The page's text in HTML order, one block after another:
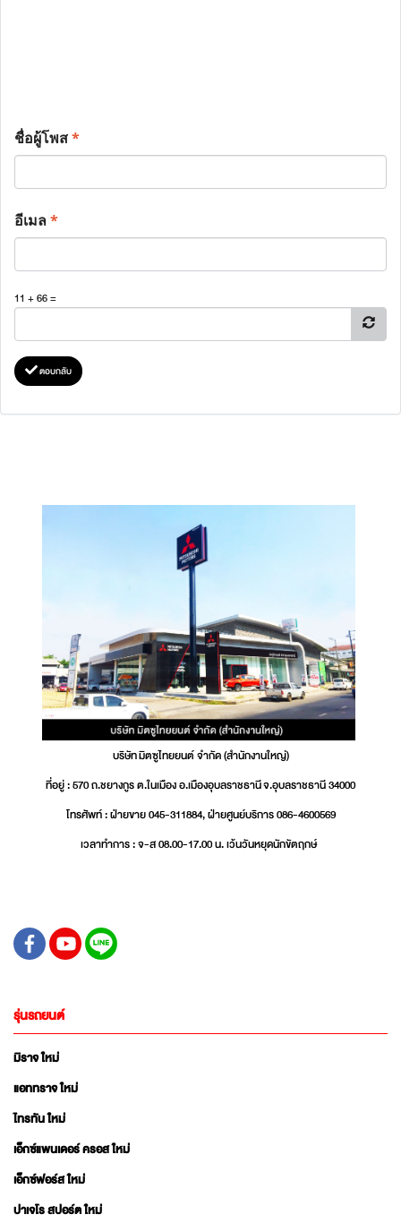
ชื่อผู้โพส*
อีเมล*
11 + 66 =
ตอบกลับ
บริษัท มิตซูไทยยนต์ จำกัด (สำนักงานใหญ่)
ที่อยู่ : 570 ถ.ชยางกูร ต.ในเมือง อ.เมืองอุบลราชธานี จ.อุบลราชธานี 34000
โทรศัพท์ : ฝ่ายขาย 045-311884, ฝ่ายศูนย์บริการ 086-4600569
เวลาทำการ : จ-ส 08.00-17.00 น. เว้นวันหยุดนักขัตฤกษ์
รุ่นรถยนต์
มิราจ ใหม่
แอททราจ ใหม่
ไทรทัน ใหม่
เอ็กซ์แพนเดอร์ ครอส ใหม่
เอ็กซ์ฟอร์ส ใหม่
ปาเจโร สปอร์ต ใหม่